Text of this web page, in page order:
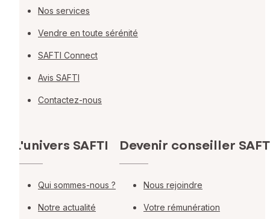
Nos services
Vendre en toute sérénité
SAFTI Connect
Avis SAFTI
Contactez-nous
L'univers SAFTI
Qui sommes-nous ?
Notre actualité
Devenir conseiller
Nous rejoindre
Votre rémunération